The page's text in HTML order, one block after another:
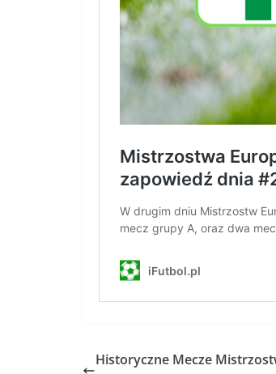
Historyczne Mecze